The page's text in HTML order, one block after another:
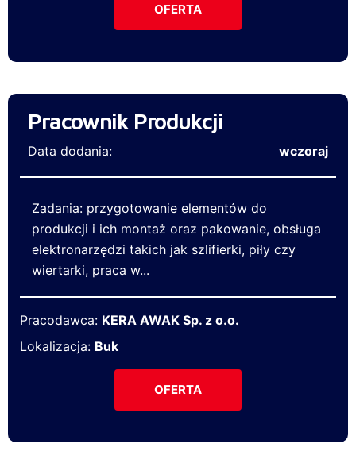
OFERTA
Pracownik Produkcji
Data dodania: wczoraj
Zadania: przygotowanie elementów do
produkcji i ich montaż oraz pakowanie, obsługa
elektronarzędzi takich jak szlifierki, piły czy
wiertarki, praca w...
Pracodawca: KERA AWAK Sp. z o.o.
Lokalizacja: Buk
OFERTA